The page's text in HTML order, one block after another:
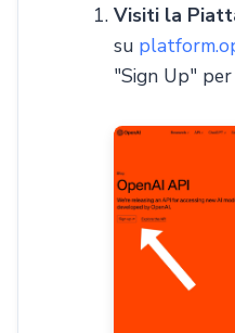
Visiti la
su
"Sign Up"